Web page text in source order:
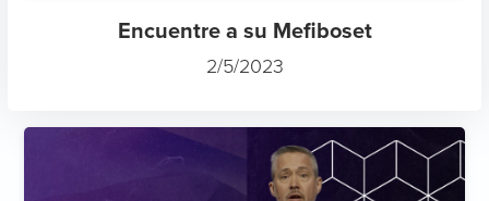
Encuentre a su Mefiboset
2/5/2023